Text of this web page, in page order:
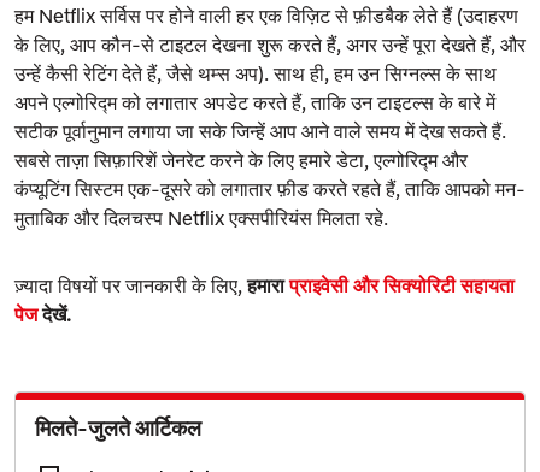
हम Netflix सर्विस पर होने वाली हर एक विज़िट से फ़ीडबैक लेते हैं (उदाहरण
के लिए, आप कौन-से टाइटल देखना शुरू करते हैं, अगर उन्हें पूरा देखते हैं, और
उन्हें कैसी रेटिंग देते हैं, जैसे थम्स अप). साथ ही, हम उन सिग्नल्स के साथ
अपने एल्गोरिद्म को लगातार अपडेट करते हैं, ताकि उन टाइटल्स के बारे में
सटीक पूर्वानुमान लगाया जा सके जिन्हें आप आने वाले समय में देख सकते हैं.
सबसे ताज़ा सिफ़ारिशें जेनरेट करने के लिए हमारे डेटा, एल्गोरिद्म और
कंप्यूटिंग सिस्टम एक-दूसरे को लगातार फ़ीड करते रहते हैं, ताकि आपको मन-
मुताबिक और दिलचस्प Netflix एक्सपीरियंस मिलता रहे.
ज़्यादा विषयों पर जानकारी के लिए,हमाराप्राइवेसी और सिक्योरिटी सहायता
पेजदेखें.
मिलते-जुलते आर्टिकल